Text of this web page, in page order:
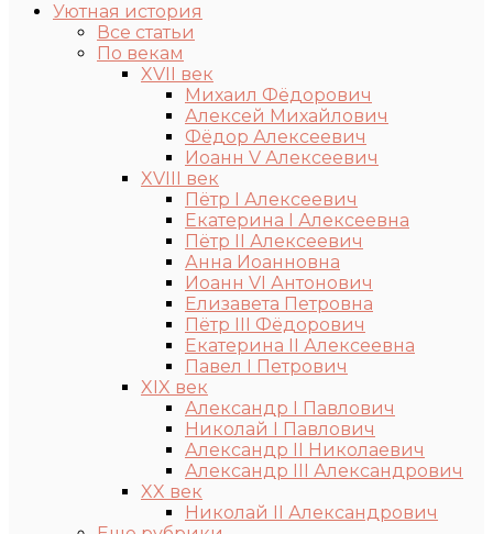
Уютная история
Все статьи
По векам
XVII век
Михаил Фёдорович
Алексей Михайлович
Фёдор Алексеевич
Иоанн V Алексеевич
XVIII век
Пётр I Алексеевич
Екатерина I Алексеевна
Пётр II Алексеевич
Анна Иоанновна
Иоанн VI Антонович
Елизавета Петровна
Пётр III Фёдорович
Екатерина II Алексеевна
Павел I Петрович
XIX век
Александр I Павлович
Николай I Павлович
Александр II Николаевич
Александр III Александрович
XX век
Николай II Александрович